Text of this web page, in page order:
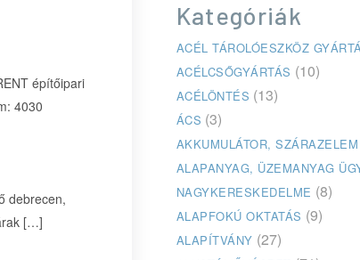
építőipari
4030
debrecen,
[…]
Kategóriák
ACÉL TÁROLÓESZKÖZ
ACÉLCSŐGYÁRTÁS (10)
ACÉLÖNTÉS (13)
ÁCS (3)
AKKUMULÁTOR,
ALAPANYAG, ÜZEMANYAG
NAGYKERESKEDELME (8)
ALAPFOKÚ OKTATÁS (9)
ALAPÍTVÁNY (27)